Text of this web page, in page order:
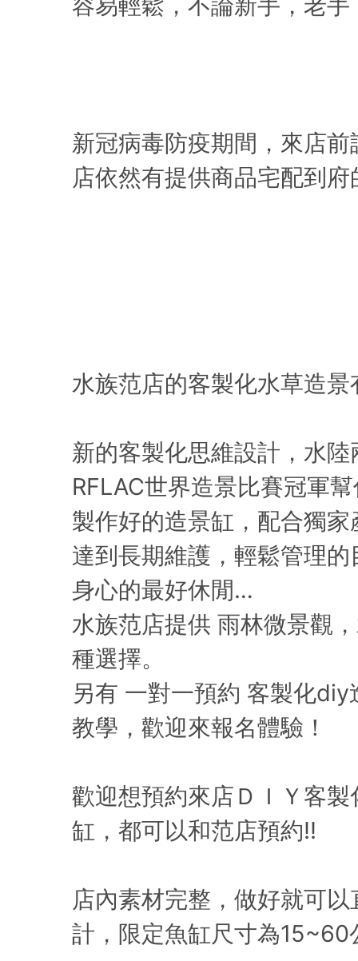
新冠病毒防疫期間，來店
店依然有提供商品宅配到
水族范店的客製化水草造
新的客製化思維設計，水
RFLAC世界造景比賽冠軍
製作好的造景缸，配合獨
達到長期維護，輕鬆管理
身心的最好休閒…
水族范店提供 雨林微景觀
種選擇。
另有 一對一預約 客製化
教學，歡迎來報名體驗！
歡迎想預約來店ＤＩＹ客
缸，都可以和范店預約!!
店內素材完整，做好就可
計，限定魚缸尺寸為15~60